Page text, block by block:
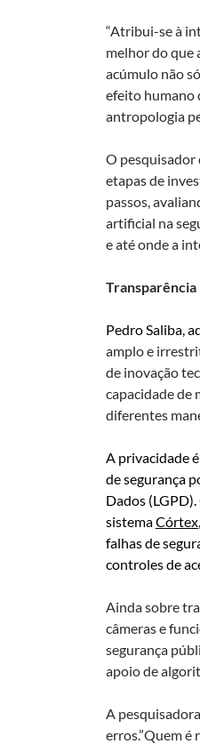
“Atribui-se à
melhor do que
acúmulo não
efeito humano
antropologia
O pesquisador
etapas de
passos,
artificial na
e até onde a
Transparência
Pedro Saliba,
amplo e
de inovação
capacidade de
diferentes
A privacidade
de segurança
Dados (LGPD).
sistemaCórtex
falhas de
controles de
Ainda sobre
câmeras e
segurança
apoio de
A
erros.”Quem é